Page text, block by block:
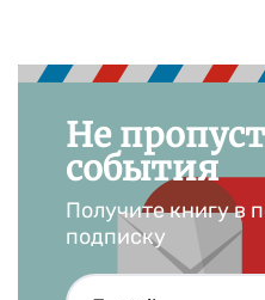
Не
события
Получите книгу в
подписку